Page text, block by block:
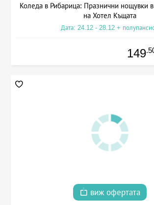
Коледа в Рибарица: Празнични нощувки
на Хотел Къщата
Дата: 24.12 - 28.12 +
149
виж офертата